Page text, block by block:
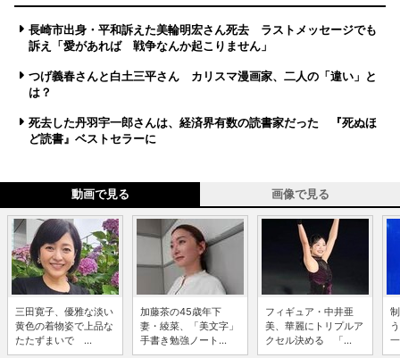
長崎市出身・平和訴えた美輪明宏さん死去 ラストメッセージでも
訴え「愛があれば 戦争なんか起こりません」
つげ義春さんと白土三平さん カリスマ漫画家、二人の「違い」と
は？
死去した丹羽宇一郎さんは、経済界有数の読書家だった 『死ぬほ
ど読書』ベストセラーに
動画で見る 画像で見る
三田寛子、優雅な淡い
黄色の着物姿で上品な
たたずまいで ...
加藤茶の45歳年下
妻・綾菜、「美文字」
手書き勉強ノート...
フィギュア・中井亜
美、華麗にトリプルア
クセル決める 「...